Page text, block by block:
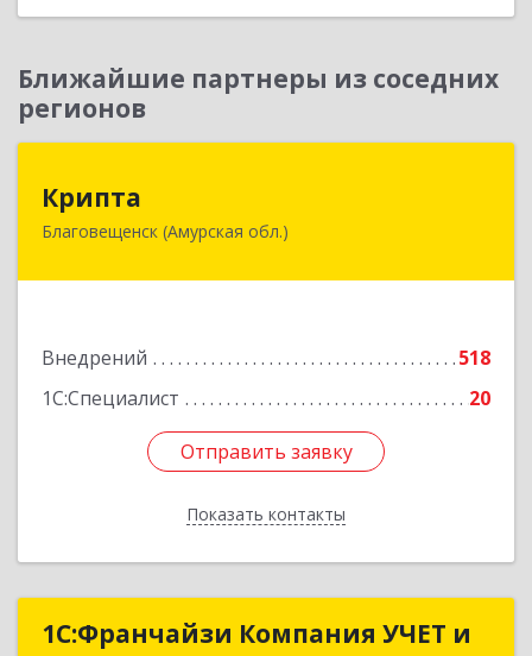
Ближайшие партнеры из соседних
регионов
Крипта
Благовещенск (Амурская обл.)
Внедрений
518
1С:Специалист
20
Отправить заявку
Показать контакты
675000, Амурская обл, Благовещенск г,
Отправить заявку
Назад
1С:Франчайзи Компания УЧЕТ и
1С:Франчайзи Компания УЧЕТ и